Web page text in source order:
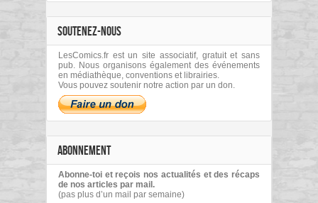
SOUTENEZ-NOUS
LesComics.fr est un site associatif, gratuit et sans
pub. Nous organisons également des événements
en médiathèque, conventions et librairies.
Vous pouvez soutenir notre action par un don.
ABONNEMENT
Abonne-toi et reçois nos actualités et des récaps
de nos articles par mail.
(pas plus d’un mail par semaine)